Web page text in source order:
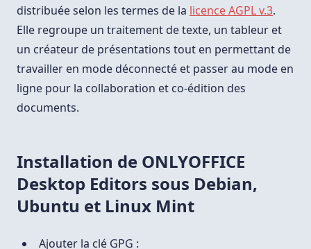
distribuée selon les termes de la licence AGPL v.3.
Elle regroupe un traitement de texte, un tableur et
un créateur de présentations tout en permettant de
travailler en mode déconnecté et passer au mode en
ligne pour la collaboration et co-édition des
documents.
Installation de ONLYOFFICE
Desktop Editors sous Debian,
Ubuntu et Linux Mint
Ajouter la clé GPG :